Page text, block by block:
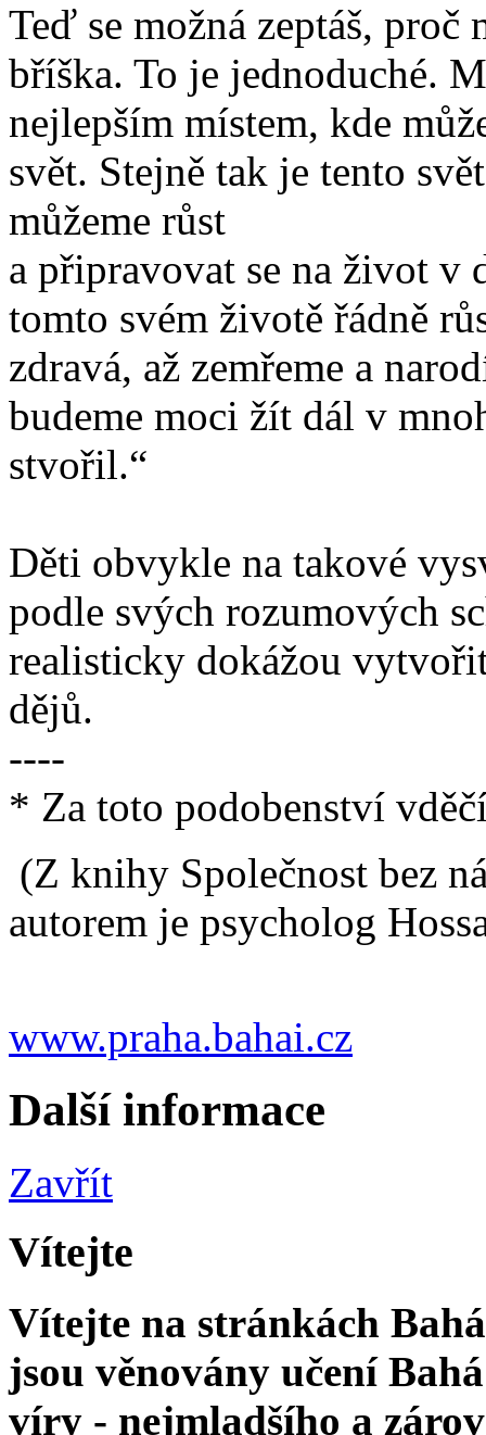
Teď se možná zeptáš, proč
bříška. To je jednoduché.
nejlepším místem, kde
svět. Stejně tak je tento
můžeme růst
a připravovat se na život v
tomto svém životě řádně
zdravá, až zemřeme a
budeme moci žít dál v
stvořil.“
Děti obvykle na takové
podle svých rozumových
realisticky dokážou
dějů.
----
* Za toto podobenství
(Z knihy Společnost bez
autorem je psycholog
www.praha.bahai.cz
Další informace
Zavřít
Vítejte
Vítejte na stránkách
jsou věnovány učení
víry - nejmladšího a